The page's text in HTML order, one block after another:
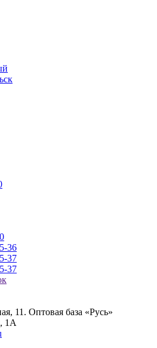
36
37
37
11. Оптовая база «Русь»
1А